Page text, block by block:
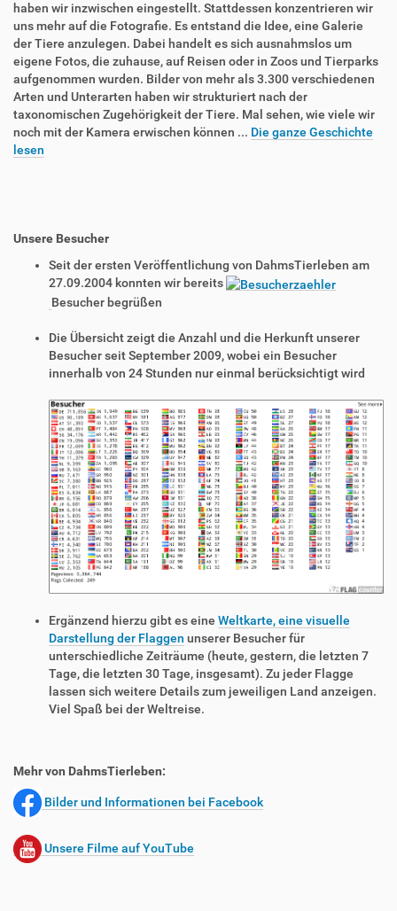
haben wir inzwischen eingestellt. Stattdessen konzentrieren wir
uns mehr auf die Fotografie. Es entstand die Idee, eine Galerie
der Tiere anzulegen. Dabei handelt es sich ausnahmslos um
eigene Fotos, die zuhause, auf Reisen oder in Zoos und Tierparks
aufgenommen wurden. Bilder von mehr als 3.300 verschiedenen
Arten und Unterarten haben wir strukturiert nach der
taxonomischen Zugehörigkeit der Tiere. Mal sehen, wie viele wir
noch mit der Kamera erwischen können ... Die ganze Geschichte
lesen
Unsere Besucher
Seit der ersten Veröffentlichung von DahmsTierleben am
27.09.2004 konnten wir bereits
Besucher begrüßen
Die Übersicht zeigt die Anzahl und die Herkunft unserer
Besucher seit September 2009, wobei ein Besucher
innerhalb von 24 Stunden nur einmal berücksichtigt wird
Ergänzend hierzu gibt es eine Weltkarte, eine visuelle
Darstellung der Flaggen unserer Besucher für
unterschiedliche Zeiträume (heute, gestern, die letzten 7
Tage, die letzten 30 Tage, insgesamt). Zu jeder Flagge
lassen sich weitere Details zum jeweiligen Land anzeigen.
Viel Spaß bei der Weltreise.
Mehr von DahmsTierleben:
Bilder und Informationen bei Facebook
Unsere Filme auf YouTube